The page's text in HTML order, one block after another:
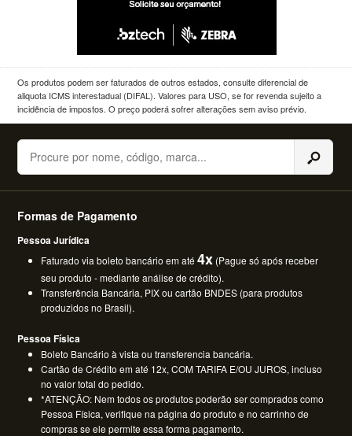
Os produtos podem ser faturados de outros estados, consulte diferencial de
aliquota ICMS interestadual (DIFAL). Valores para USO, se for revenda sujeito a
incidência de impostos. O preço poderá sofrer alterações sem aviso prévio.
Buscar
Formas de Pagamento
Pessoa Jurídica
Faturado via boleto bancário em até4x (Pague só após receber
seu produto - mediante análise de crédito).
Transferência Bancária, PIX ou cartão BNDES (para produtos
produzidos no Brasil).
Pessoa Física
Boleto Bancário à vista ou transferencia bancária.
Cartão de Crédito em até 12x, COM TARIFA E/OU JUROS, incluso
no valor total do pedido.
*ATENÇÃO: Nem todos os produtos poderão ser comprados como
Pessoa Física, verifique na página do produto e no carrinho de
compras se ele permite essa forma pagamento.